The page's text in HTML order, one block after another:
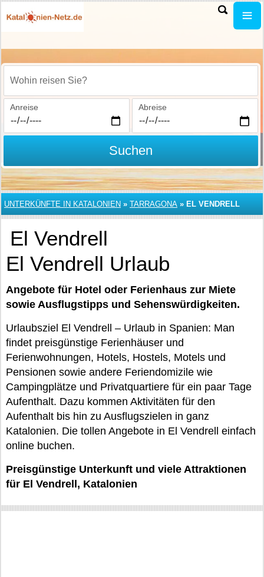
Wohin reisen Sie?
Anreise Abreise
Suchen
UNTERKÜNFTE IN KATALONIEN » TARRAGONA » EL VENDRELL
El Vendrell
El Vendrell Urlaub
Angebote für Hotel oder Ferienhaus zur Miete
sowie Ausflugstipps und Sehenswürdigkeiten.
Urlaubsziel El Vendrell – Urlaub in Spanien: Man
findet preisgünstige Ferienhäuser und
Ferienwohnungen, Hotels, Hostels, Motels und
Pensionen sowie andere Feriendomizile wie
Campingplätze und Privatquartiere für ein paar Tage
Aufenthalt. Dazu kommen Aktivitäten für den
Aufenthalt bis hin zu Ausflugszielen in ganz
Katalonien. Die tollen Angebote in El Vendrell einfach
online buchen.
Preisgünstige Unterkunft und viele Attraktionen
für El Vendrell, Katalonien